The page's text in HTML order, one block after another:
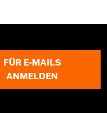
Verwendung von
und Schäden an
FÜR E-MAILS
ANMELDEN